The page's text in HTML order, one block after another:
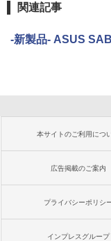
関連記事
-新製品- ASUS
本サイトのご利用につ
広告掲載のご案内
プライバシーポリシ
インプレスグループ